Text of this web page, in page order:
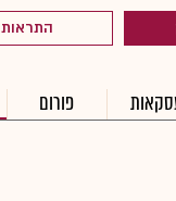
התראות
פורום